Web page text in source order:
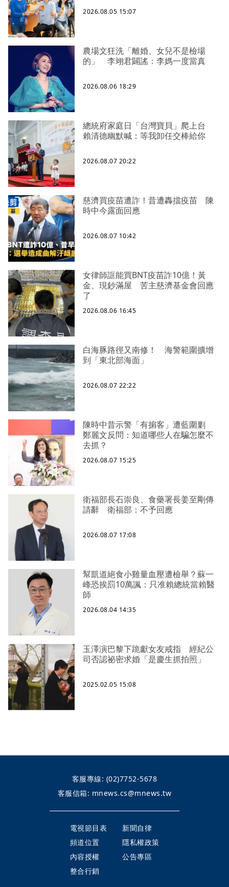
2026.08.05 15:07
農場文狂洗「離婚、女兒不是檢場
的」 李翊君闢謠：李媽一度當真
2026.08.06 18:29
總統府家庭日「台灣寶貝」爬上台
賴清德幽默喊：等我卸任交棒給你
2026.08.07 20:22
慈濟買疫苗遭詐！昔遭轟擋疫苗 陳
時中今露面回應
2026.08.07 10:42
女律師誆能買BNT疫苗詐10億！黃
金、現鈔滿屋 苦主慈濟基金會回應
了
2026.08.06 16:45
白海豚路徑又南修！ 海警範圍擴增
到「東北部海面」
2026.08.07 22:22
陳時中昔示警「有掮客」遭藍圍剿
鄭麗文反問：知道哪些人在騙怎麼不
去抓？
2026.08.07 15:25
衛福部長石崇良、食藥署長姜至剛傳
請辭 衛福部：不予回應
2026.08.07 17:08
幫凱道絕食小雞量血壓遭檢舉？蘇一
峰恐挨罰10萬諷：只准賴總統當賴醫
師
2026.08.04 14:35
玉澤演巴黎下跪獻女友戒指 經紀公
司否認祕密求婚「是慶生抓拍照」
2025.02.05 15:08
客服專線: (02)7752-5678
客服信箱: mnews.cs@mnews.tw
電視節目表
新聞自律
頻道位置
隱私權政策
內容授權
公告專區
整合行銷